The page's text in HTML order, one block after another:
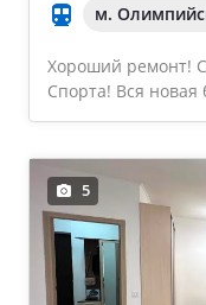
м.
Хороший ремонт!
Спорта! Вся новая
5